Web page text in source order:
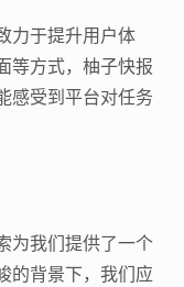
力于提升用户体
等方式，柚子快报
感受到平台对任务
为我们提供了一个
的背景下，我们应